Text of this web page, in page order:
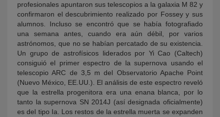
profesionales apuntaron sus telescopios a la galaxia M 82 y
confirmaron el descubrimiento realizado por Fossey y sus
alumnos. Incluso se encontró que se había fotografiado
una semana antes, cuando era aún débil, por varios
astrónomos, que no se habían percatado de su existencia.
Un grupo de astrofísicos liderados por Yi Cao (Caltech)
consiguió el primer espectro de la supernova usando el
telescopio ARC de 3,5 m del Observatorio Apache Point
(Nuevo México, EE.UU.). El análisis de este espectro reveló
que la estrella progenitora era una enana blanca, por lo
tanto la supernova SN 2014J (así designada oficialmente)
es del tipo Ia. Los restos de la estrella muerta se expanden